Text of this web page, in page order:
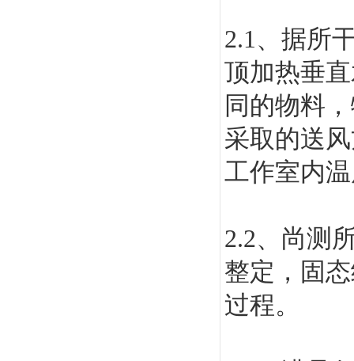
2.1 、据所
顶加热垂
同的物料
采取的送
工作室内
2.2、尚测
整定，固
过程。